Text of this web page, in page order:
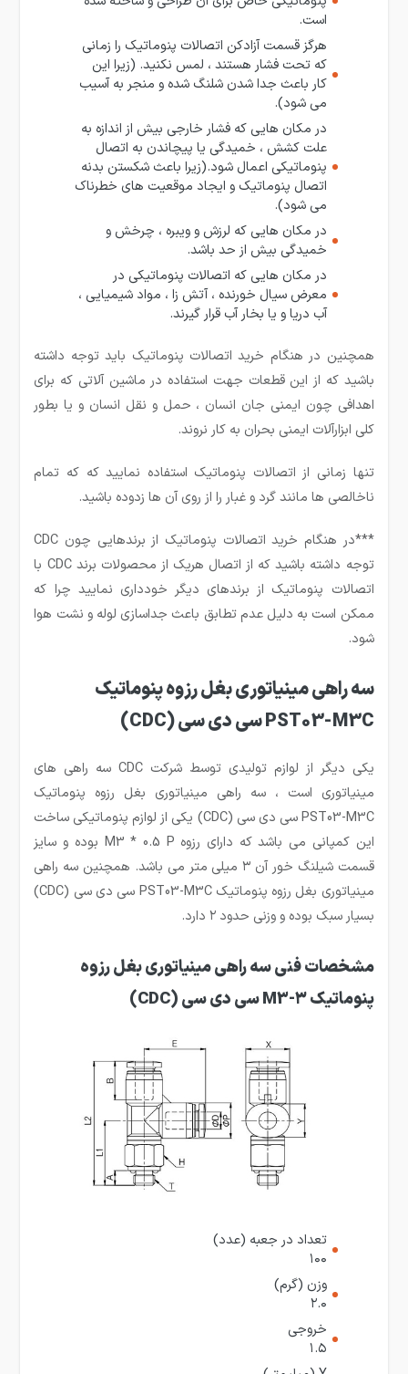
است.
هرگز قسمت آزادکن اتصالات پنوماتیک را زمانی
که تحت فشار هستند ، لمس نکنید. (زیرا این
کار باعث جدا شدن شلنگ شده و منجر به آسیب
می شود).
در مکان هایی که فشار خارجی بیش از اندازه به
علت کشش ، خمیدگی یا پیچاندن به اتصال
پنوماتیکی اعمال شود.(زیرا باعث شکستن بدنه
اتصال پنوماتیک و ایجاد موقعیت های خطرناک
می شود).
در مکان هایی که لرزش و ویبره ، چرخش و
خمیدگی بیش از حد باشد.
در مکان هایی که اتصالات پنوماتیکی در
معرض سیال خورنده ، آتش زا ، مواد شیمیایی ،
آب دریا و یا بخار آب قرار گیرند.
همچنین در هنگام خرید اتصالات پنوماتیک باید توجه داشته
باشید که از این قطعات جهت استفاده در ماشین آلاتی که برای
اهدافی چون ایمنی جان انسان ، حمل و نقل انسان و یا بطور
کلی ابزارآلات ایمنی بحران به کار نروند.
تنها زمانی از اتصالات پنوماتیک استفاده نمایید که که تمام
ناخالصی ها مانند گرد و غبار را از روی آن ها زدوده باشید.
***در هنگام خرید اتصالات پنوماتیک از برندهایی چون CDC
توجه داشته باشید که از اتصال هریک از محصولات برند CDC با
اتصالات پنوماتیک از برندهای دیگر خودداری نمایید چرا که
ممکن است به دلیل عدم تطابق باعث جداسازی لوله و نشت هوا
شود.
سه راهی مینیاتوری بغل رزوه پنوماتیک
PST03-M3C سی دی سی (CDC)
یکی دیگر از لوازم تولیدی توسط شرکت CDC سه راهی های
مینیاتوری است ، سه راهی مینیاتوری بغل رزوه پنوماتیک
PST03-M3C سی دی سی (CDC) یکی از لوازم پنوماتیکی ساخت
این کمپانی می باشد که دارای رزوه M3 * 0.5 P بوده و سایز
قسمت شیلنگ خور آن ۳ میلی متر می باشد. همچنین سه راهی
مینیاتوری بغل رزوه پنوماتیک PST03-M3C سی دی سی (CDC)
بسیار سبک بوده و وزنی حدود ۲ دارد.
مشخصات فنی سه راهی مینیاتوری بغل رزوه
پنوماتیک ۳-M3 سی دی سی (CDC)
تعداد در جعبه (عدد)
۱۰۰
وزن (گرم)
۲.۰
خروجی
۱.۵